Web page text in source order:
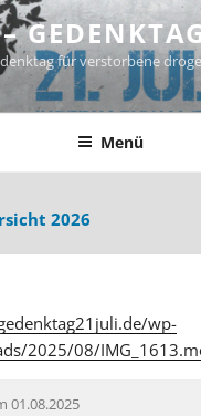
für verstorbene
Menü
2026
wp-
2025/08/
01.08.2025